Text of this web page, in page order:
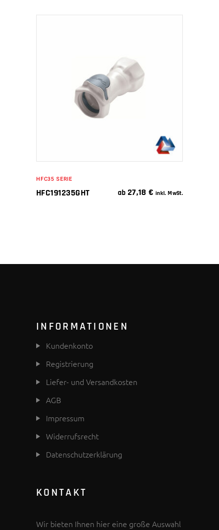
IN DEN WARENKORB
HFC35 SERIE
HFC191235GHT ab 27,18€ inkl. MwSt.
INFORMATIONEN
Kundenkonto
Registrierung
Liefer- und Versandkosten
AGB
Impressum
Widerrufsrecht
Datenschutzerklärung
KONTAKT
Wir bieten Ihnen hier eine große Auswahl